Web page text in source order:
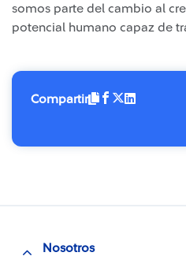
somos parte del cambio al
potencial humano capaz de
Compartir
Nosotros